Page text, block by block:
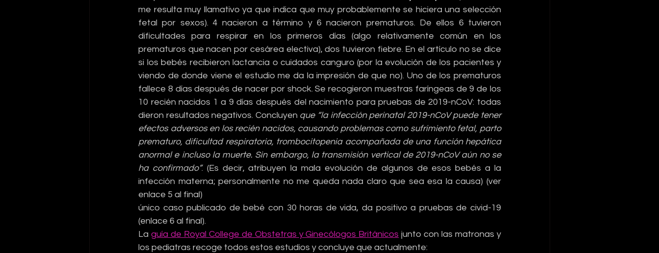
me resulta muy llamativo ya que indica que muy probablemente se hiciera una selección
fetal por sexos). 4 nacieron a término y 6 nacieron prematuros. De ellos 6 tuvieron
dificultades para respirar en los primeros días (algo relativamente común en los
prematuros que nacen por cesárea electiva), dos tuvieron fiebre. En el artículo no se dice
si los bebés recibieron lactancia o cuidados canguro (por la evolución de los pacientes y
viendo de donde viene el estudio me da la impresión de que no). Uno de los prematuros
fallece 8 días después de nacer por shock. Se recogieron muestras faríngeas de 9 de los
10 recién nacidos 1 a 9 días después del nacimiento para pruebas de 2019-nCoV: todas
dieron resultados negativos. Concluyen que “la infección perinatal 2019-nCoV puede tener
efectos adversos en los recién nacidos, causando problemas como sufrimiento fetal, parto
prematuro, dificultad respiratoria, trombocitopenia acompañada de una función hepática
anormal e incluso la muerte. Sin embargo, la transmisión vertical de 2019-nCoV aún no se
ha confirmado”. (Es decir, atribuyen la mala evolución de algunos de esos bebés a la
infección materna; personalmente no me queda nada claro que sea esa la causa) (ver
enlace 5 al final)
único caso publicado de bebé con 30 horas de vida, da positivo a pruebas de civid-19
(enlace 6 al final).
La guía de Royal College de Obstetras y Ginecólogos Británicos junto con las matronas y
los pediatras recoge todos estos estudios y concluye que actualmente: